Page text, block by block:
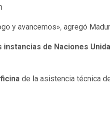
y avancemos», agregó
de Naciones
de la asistencia técnica